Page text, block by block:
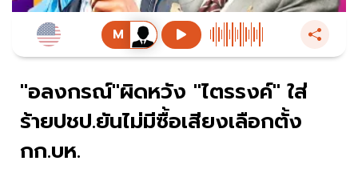
"อลงกรณ์"ผิดหวัง "ไตรรงค์" ใส่
ร้ายปชป.ยันไม่มีซื้อเสียงเลือกตั้ง
กก.บห.